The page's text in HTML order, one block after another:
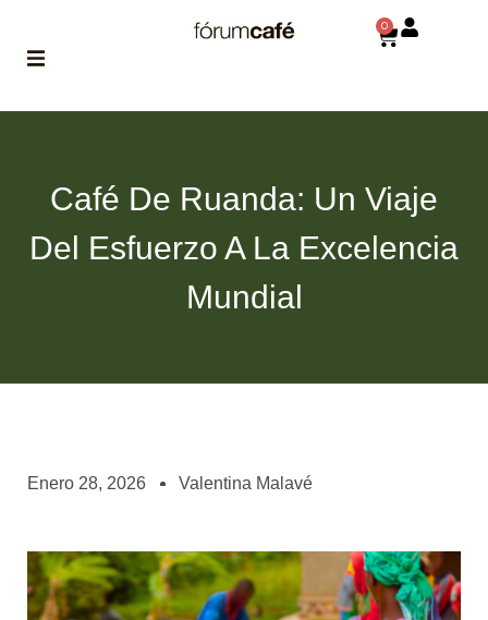
de fórum
asociados
algo nuevo que
enseñarnos
0
Café De Ruanda: Un Viaje
Del Esfuerzo A La Excelencia
Mundial
Enero 28, 2026 Valentina Malavé